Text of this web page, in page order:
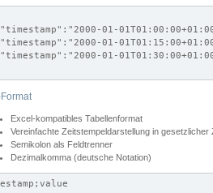
01-
01-
01-
Excel-kompatibles Tabellenformat
Vereinfachte Zeitstempeldarstellung in
Semikolon als Feldtrenner
Dezimalkomma (deutsche Notation)